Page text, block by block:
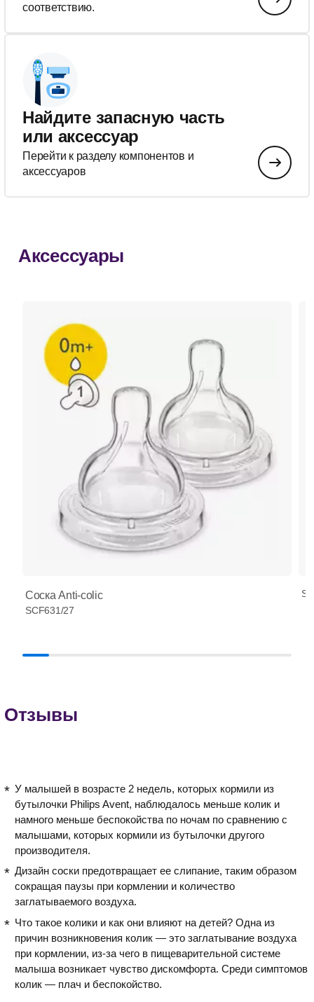
соответствию.
Найдите запасную часть
или аксессуар
Перейти к разделу компонентов и
аксессуаров
Аксессуары
Соска Anti-colic
SCF631/27
Отзывы
У малышей в возрасте 2 недель, которых кормили из
бутылочки Philips Avent, наблюдалось меньше колик и
намного меньше беспокойства по ночам по сравнению с
малышами, которых кормили из бутылочки другого
производителя.
Дизайн соски предотвращает ее слипание, таким образом
сокращая паузы при кормлении и количество
заглатываемого воздуха.
Что такое колики и как они влияют на детей? Одна из
причин возникновения колик — это заглатывание воздуха
при кормлении, из-за чего в пищеварительной системе
малыша возникает чувство дискомфорта. Среди симптомов
колик — плач и беспокойство.